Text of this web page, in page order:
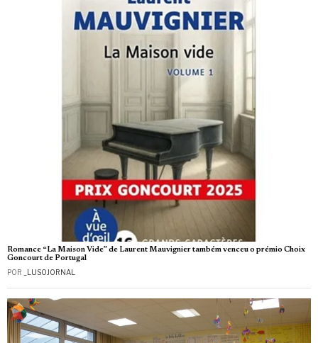
Romance “La Maison Vide” de Laurent Mauvignier também venceu o prémio Choix
Goncourt de Portugal
POR _LUSOJORNAL